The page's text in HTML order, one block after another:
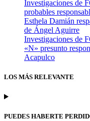
Investigaciones de
probables
Esthela Damián
de Ángel Aguirre
Investigaciones de
«N» presunto
Acapulco
LOS MÁS RELEVANTE
PUEDES HABERTE